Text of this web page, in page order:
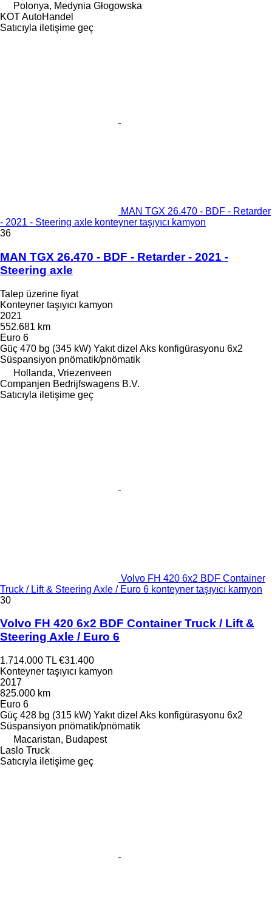
Polonya, Medynia Głogowska
KOT AutoHandel
Satıcıyla iletişime geç
MAN TGX 26.470 - BDF - Retarder
- 2021 - Steering axle konteyner taşıyıcı kamyon
36
MAN TGX 26.470 - BDF - Retarder - 2021 -
Steering axle
Talep üzerine fiyat
Konteyner taşıyıcı kamyon
2021
552.681 km
Euro 6
Güç 470 bg (345 kW) Yakıt dizel Aks konfigürasyonu 6x2
Süspansiyon pnömatik/pnömatik
Hollanda, Vriezenveen
Companjen Bedrijfswagens B.V.
Satıcıyla iletişime geç
Volvo FH 420 6x2 BDF Container
Truck / Lift & Steering Axle / Euro 6 konteyner taşıyıcı kamyon
30
Volvo FH 420 6x2 BDF Container Truck / Lift &
Steering Axle / Euro 6
1.714.000 TL €31.400
Konteyner taşıyıcı kamyon
2017
825.000 km
Euro 6
Güç 428 bg (315 kW) Yakıt dizel Aks konfigürasyonu 6x2
Süspansiyon pnömatik/pnömatik
Macaristan, Budapest
Laslo Truck
Satıcıyla iletişime geç